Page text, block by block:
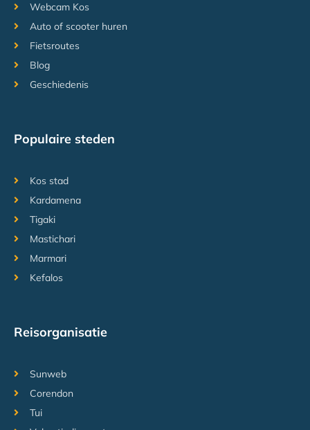
Webcam Kos
Auto of scooter huren
Fietsroutes
Blog
Geschiedenis
Populaire steden
Kos stad
Kardamena
Tigaki
Mastichari
Marmari
Kefalos
Reisorganisatie
Sunweb
Corendon
Tui